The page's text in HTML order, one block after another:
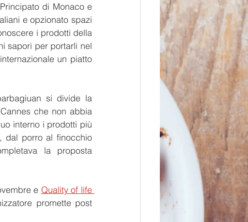
di Monaco e
e opzionato spazi
i prodotti della
sapori per portarli nel
un piatto
si divide la
che non abbia
interno i prodotti più
dal porro al finocchio
la proposta
e Quality of life
promette post